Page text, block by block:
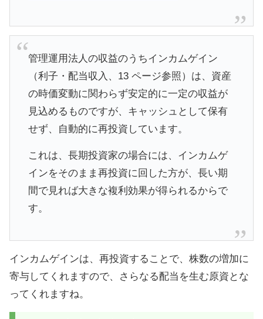
管理運用法人の収益のうちインカムゲイン
（利子・配当収入、13 ページ参照）は、資産
の時価変動に関わらず安定的に一定の収益が
見込めるものですが、キャッシュとして保有
せず、自動的に再投資しています。
これは、長期投資家の場合には、インカムゲ
インをそのまま再投資に回した方が、長い期
間で見れば大きな複利効果が得られるからで
す。
インカムゲインは、再投資することで、株数の増加に
寄与してくれますので、さらなる配当を生む原資とな
ってくれますね。